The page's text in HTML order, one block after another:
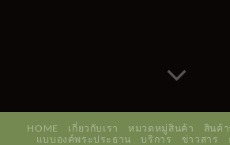
HOME เกี่ยวกับเรา หมวดหมู่สินค้า สินค้
แบบองค์พระประธาน
บริการ ข่าวสาร